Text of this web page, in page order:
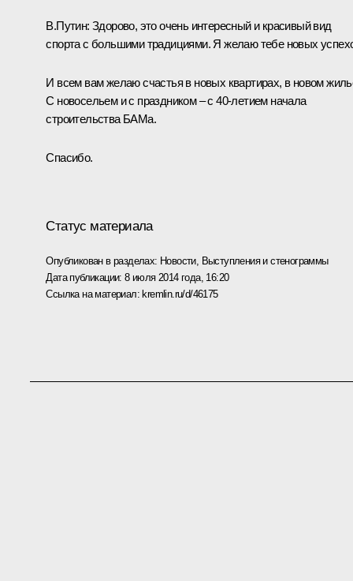
В.Путин: Здорово, это очень интересный и красивый вид
спорта с большими традициями. Я желаю тебе новых
И всем вам желаю счастья в новых квартирах, в новом
С новосельем и с праздником – с 40-летием начала
строительства БАМа.
Спасибо.
Статус материала
Опубликован в разделах: Новости, Выступления и стенограммы
Дата публикации:8 июля 2014 года, 16:20
Ссылка на материал: kremlin.ru/d/46175